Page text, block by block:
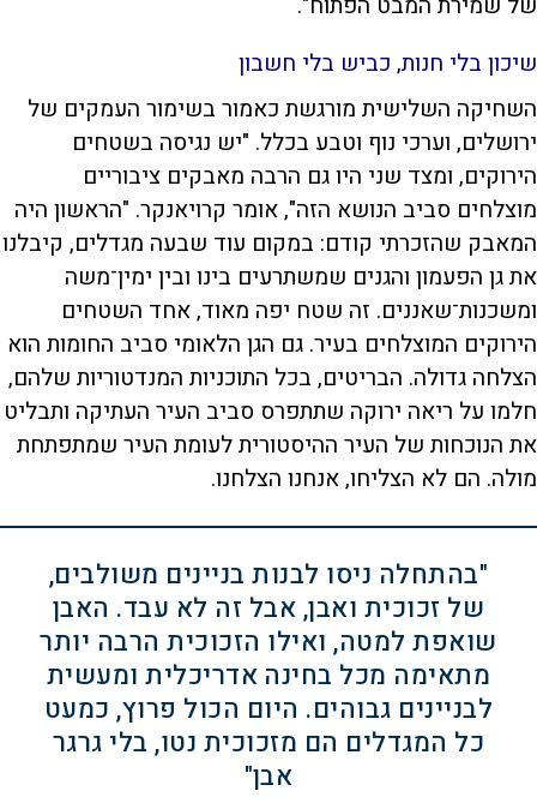
שיכון בלי חנות, כביש בלי חשבון
השחיקה השלישית מורגשת כאמור בשימור העמקים של
ירושלים, וערכי נוף וטבע בכלל. "יש נגיסה בשטחים
הירוקים, ומצד שני היו גם הרבה מאבקים ציבוריים
מוצלחים סביב הנושא הזה", אומר קרויאנקר. "הראשון היה
המאבק שהזכרתי קודם: במקום עוד שבעה מגדלים, קיבלנו
את גן הפעמון והגנים שמשתרעים בינו ובין ימין־משה
ומשכנות־שאננים. זה שטח יפה מאוד, אחד השטחים
הירוקים המוצלחים בעיר. גם הגן הלאומי סביב החומות הוא
הצלחה גדולה. הבריטים, בכל התוכניות המנדטוריות שלהם,
חלמו על ריאה ירוקה שתתפרס סביב העיר העתיקה ותבליט
את הנוכחות של העיר ההיסטורית לעומת העיר שמתפתחת
מולה. הם לא הצליחו, אנחנו הצלחנו.
"בהתחלה ניסו לבנות בניינים משולבים,
של זכוכית ואבן, אבל זה לא עבד. האבן
שואפת למטה, ואילו הזכוכית הרבה יותר
מתאימה מכל בחינה אדריכלית ומעשית
לבניינים גבוהים. היום הכול פרוץ, כמעט
כל המגדלים הם מזכוכית נטו, בלי גרגר
אבן"